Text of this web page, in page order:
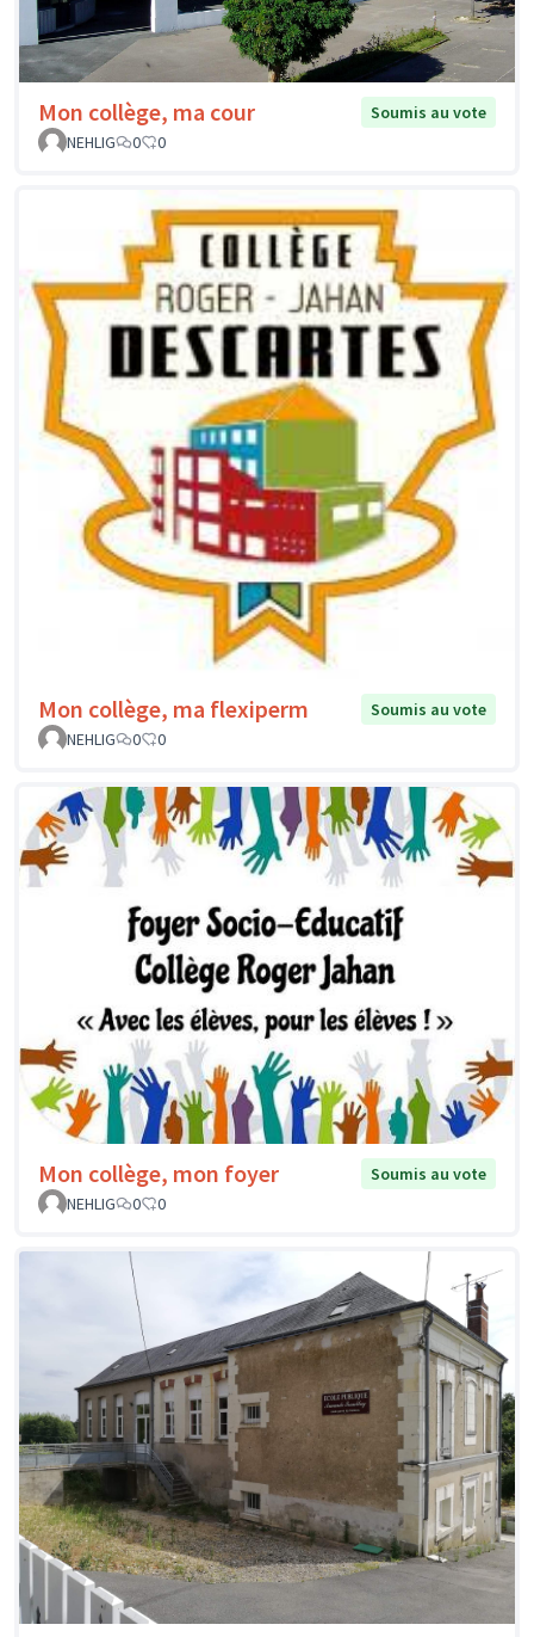
Mon collège, ma cour
Soumis au vote
NEHLIG
0 0
Mon collège, ma flexiperm
Soumis au vote
NEHLIG
0 0
Mon collège, mon foyer
Soumis au vote
NEHLIG
0 0